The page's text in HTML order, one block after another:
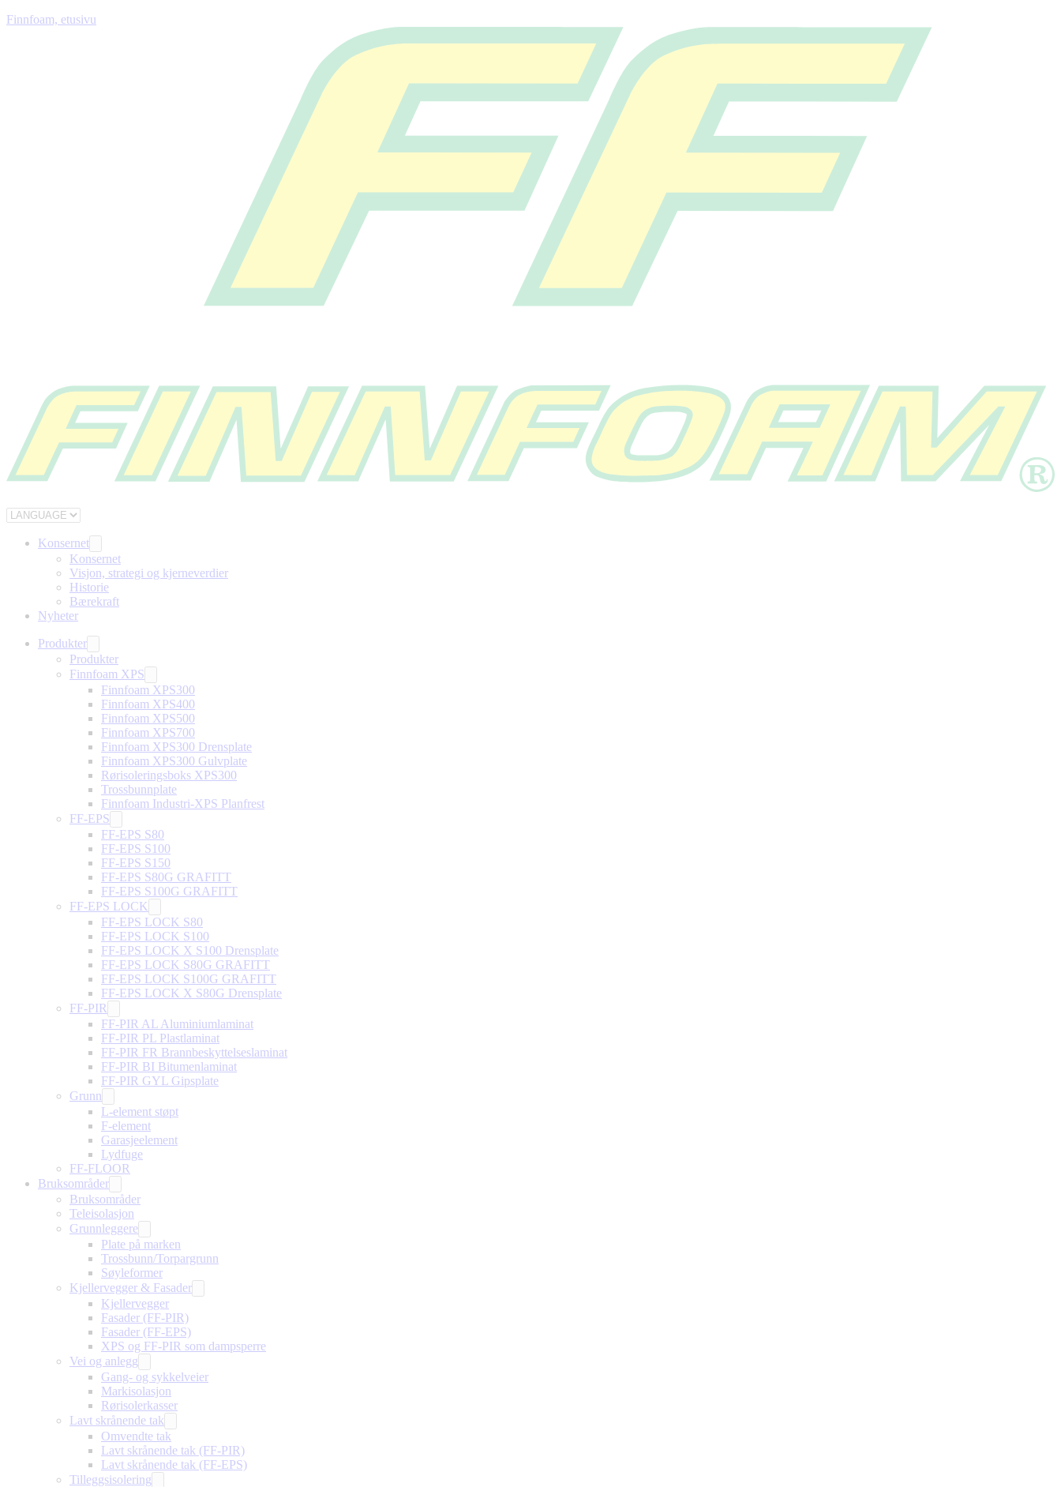
Finnfoam, etusivu
Konsernet
Konsernet
Visjon, strategi og kjerneverdier
Historie
Bærekraft
Nyheter
Produkter
Produkter
Finnfoam XPS
Finnfoam XPS300
Finnfoam XPS400
Finnfoam XPS500
Finnfoam XPS700
Finnfoam XPS300 Drensplate
Finnfoam XPS300 Gulvplate
Rørisoleringsboks XPS300
Trossbunnplate
Finnfoam Industri-XPS Planfrest
FF-EPS
FF-EPS S80
FF-EPS S100
FF-EPS S150
FF-EPS S80G GRAFITT
FF-EPS S100G GRAFITT
FF-EPS LOCK
FF-EPS LOCK S80
FF-EPS LOCK S100
FF-EPS LOCK X S100 Drensplate
FF-EPS LOCK S80G GRAFITT
FF-EPS LOCK S100G GRAFITT
FF-EPS LOCK X S80G Drensplate
FF-PIR
FF-PIR AL Aluminiumlaminat
FF-PIR PL Plastlaminat
FF-PIR FR Brannbeskyttelseslaminat
FF-PIR BI Bitumenlaminat
FF-PIR GYL Gipsplate
Grunn
L-element støpt
F-element
Garasjeelement
Lydfuge
FF-FLOOR
Bruksområder
Bruksområder
Teleisolasjon
Grunnleggere
Plate på marken
Trossbunn/Torpargrunn
Søyleformer
Kjellervegger & Fasader
Kjellervegger
Fasader (FF-PIR)
Fasader (FF-EPS)
XPS og FF-PIR som dampsperre
Vei og anlegg
Gang- og sykkelveier
Markisolasjon
Rørisolerkasser
Lavt skrånende tak
Omvendte tak
Lavt skrånende tak (FF-PIR)
Lavt skrånende tak (FF-EPS)
Tilleggsisolering